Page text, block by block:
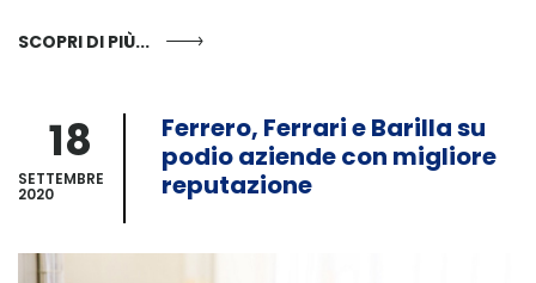
SCOPRI DI PIÙ...
18
SETTEMBRE
2020
Ferrero, Ferrari e Barilla su
podio aziende con migliore
reputazione